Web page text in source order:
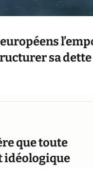
sa dette
que toute
idéologique